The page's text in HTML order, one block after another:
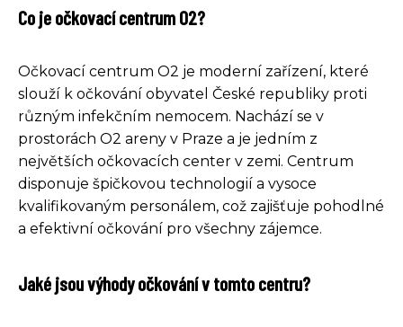
Co je očkovací centrum O2?
Očkovací centrum O2 je moderní zařízení, které
slouží k očkování obyvatel České republiky proti
různým infekčním nemocem. Nachází se v
prostorách O2 areny v Praze a je jedním z
největších očkovacích center v zemi. Centrum
disponuje špičkovou technologií a vysoce
kvalifikovaným personálem, což zajišťuje pohodlné
a efektivní očkování pro všechny zájemce.
Jaké jsou výhody očkování v tomto centru?